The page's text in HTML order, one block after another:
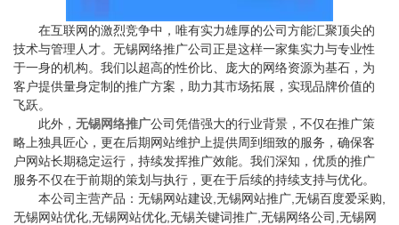
在互联网的激烈竞争中，唯有实力雄厚的公司方能汇聚顶尖的
技术与管理人才。无锡网络推广公司正是这样一家集实力与专业性
于一身的机构。我们以超高的性价比、庞大的网络资源为基石，为
客户提供量身定制的推广方案，助力其市场拓展，实现品牌价值的
飞跃。
此外， 无锡网络推广公司凭借强大的行业背景，不仅在推广策
略上独具匠心，更在后期网站维护上提供周到细致的服务，确保客
户网站长期稳定运行，持续发挥推广效能。我们深知，优质的推广
服务不仅在于前期的策划与执行，更在于后续的持续支持与优化。
本公司主营产品：无锡网站建设,无锡网站推广,无锡百度爱采购,
无锡网站优化,无锡网站优化,无锡关键词推广,无锡网络公司,无锡网